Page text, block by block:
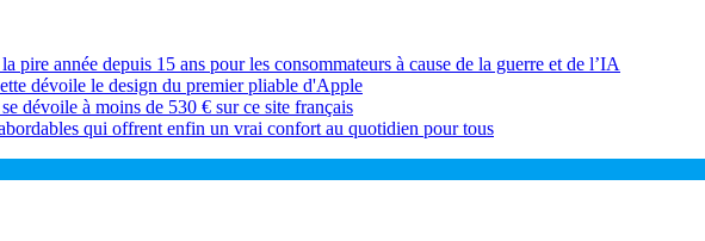
pire année depuis 15 ans pour les consommateurs à cause de la guerre et de l’IA
dévoile le design du premier pliable d'Apple
dévoile à moins de 530 € sur ce site français
qui offrent enfin un vrai confort au quotidien pour tous